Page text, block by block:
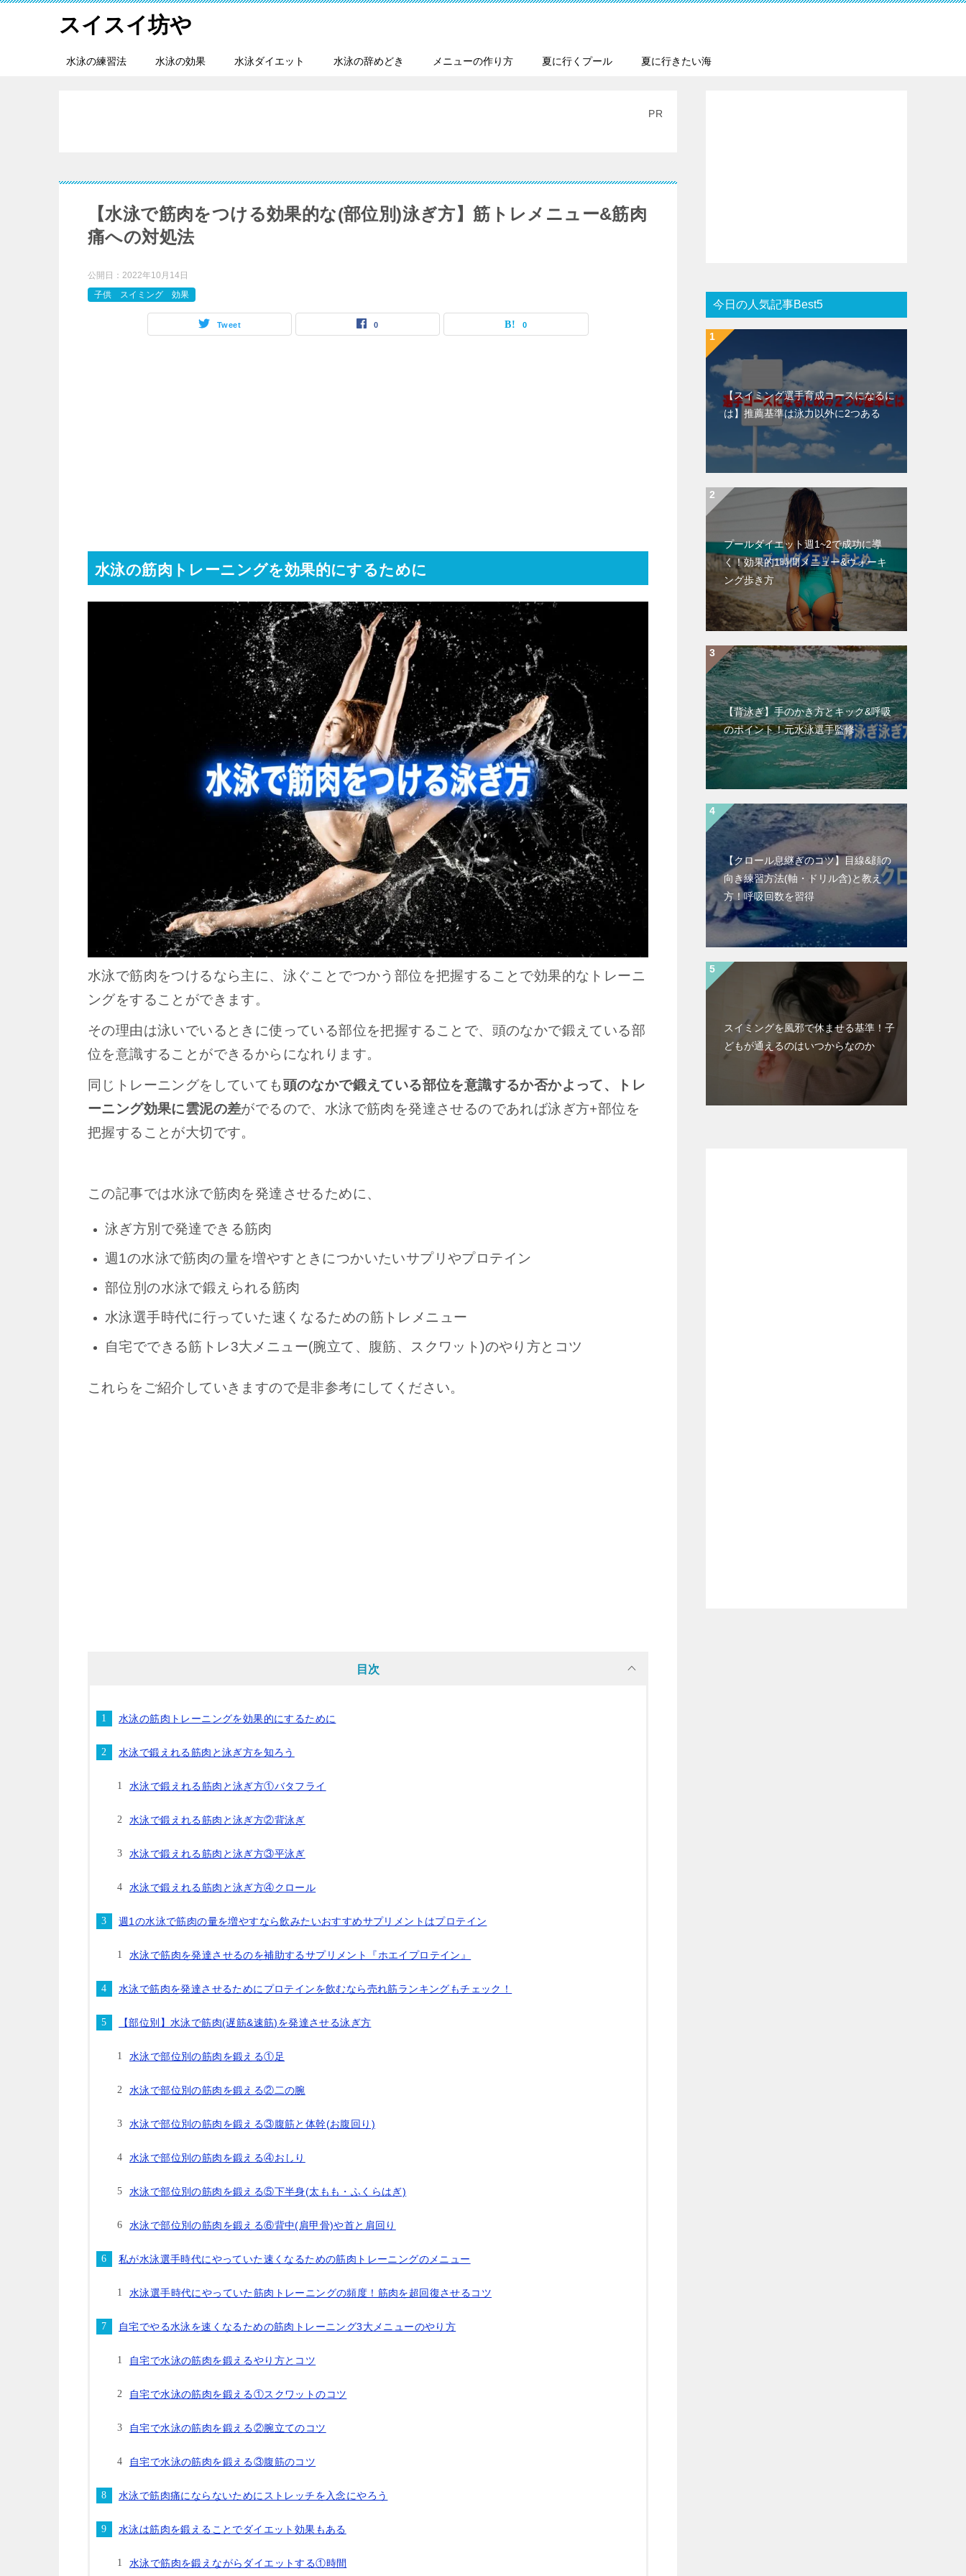
スイスイ坊や
水泳の練習法 水泳の効果 水泳ダイエット 水泳の辞めどき メニューの作り方 夏に行くプール 夏に行きたい海
PR
【水泳で筋肉をつける効果的な(部位別)泳ぎ方】筋トレメニュー&筋肉
痛への対処法
公開日： 2022年10月14日
子供 スイミング 効果
Tweet 0 0
水泳の筋肉トレーニングを効果的にするために
水泳で筋肉をつけるなら主に、泳ぐことでつかう部位を把握することで効果的なトレーニ
ングをすることができます。
その理由は泳いでいるときに使っている部位を把握することで、頭のなかで鍛えている部
位を意識することができるからになれります。
同じトレーニングをしていても頭のなかで鍛えている部位を意識するか否かよって、トレ
ーニング効果に雲泥の差がでるので、水泳で筋肉を発達させるのであれば泳ぎ方+部位を
把握することが大切です。
この記事では水泳で筋肉を発達させるために、
泳ぎ方別で発達できる筋肉
週1の水泳で筋肉の量を増やすときにつかいたいサプリやプロテイン
部位別の水泳で鍛えられる筋肉
水泳選手時代に行っていた速くなるための筋トレメニュー
自宅でできる筋トレ3大メニュー(腕立て、腹筋、スクワット)のやり方とコツ
これらをご紹介していきますので是非参考にしてください。
目次
水泳の筋肉トレーニングを効果的にするために
水泳で鍛えれる筋肉と泳ぎ方を知ろう
水泳で鍛えれる筋肉と泳ぎ方①バタフライ
水泳で鍛えれる筋肉と泳ぎ方②背泳ぎ
水泳で鍛えれる筋肉と泳ぎ方③平泳ぎ
水泳で鍛えれる筋肉と泳ぎ方④クロール
週1の水泳で筋肉の量を増やすなら飲みたいおすすめサプリメントはプロテイン
水泳で筋肉を発達させるのを補助するサプリメント『ホエイプロテイン』
水泳で筋肉を発達させるためにプロテインを飲むなら売れ筋ランキングもチェック！
【部位別】水泳で筋肉(遅筋&速筋)を発達させる泳ぎ方
水泳で部位別の筋肉を鍛える①足
水泳で部位別の筋肉を鍛える②二の腕
水泳で部位別の筋肉を鍛える③腹筋と体幹(お腹回り)
水泳で部位別の筋肉を鍛える④おしり
水泳で部位別の筋肉を鍛える⑤下半身(太もも・ふくらはぎ)
水泳で部位別の筋肉を鍛える⑥背中(肩甲骨)や首と肩回り
私が水泳選手時代にやっていた速くなるための筋肉トレーニングのメニュー
水泳選手時代にやっていた筋肉トレーニングの頻度！筋肉を超回復させるコツ
自宅でやる水泳を速くなるための筋肉トレーニング3大メニューのやり方
自宅で水泳の筋肉を鍛えるやり方とコツ
自宅で水泳の筋肉を鍛える①スクワットのコツ
自宅で水泳の筋肉を鍛える②腕立てのコツ
自宅で水泳の筋肉を鍛える③腹筋のコツ
水泳で筋肉痛にならないためにストレッチを入念にやろう
水泳は筋肉を鍛えることでダイエット効果もある
水泳で筋肉を鍛えながらダイエットする①時間
今日の人気記事Best5
【スイミング選手育成コースになるに
は】推薦基準は泳力以外に2つある
プールダイエット週1~2で成功に導
く！効果的1時間メニュー&ウォーキ
ング歩き方
【背泳ぎ】手のかき方とキック&呼吸
のポイント！元水泳選手監修
【クロール息継ぎのコツ】目線&顔の
向き練習方法(軸・ドリル含)と教え
方！呼吸回数を習得
スイミングを風邪で休ませる基準！子
どもが通えるのはいつからなのか